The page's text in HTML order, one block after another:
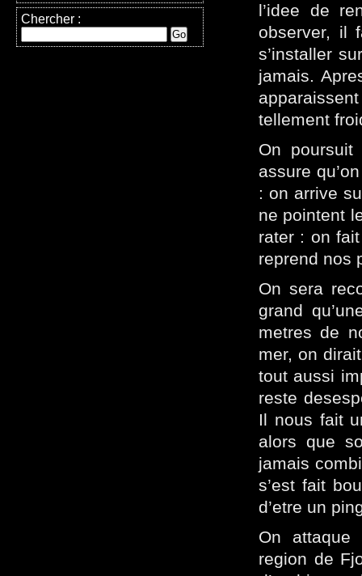
l’idee de
observer, il
s’installer
jamais.
tellement
On
assure
: on arrive
ne pointent
rater : on
reprend nos
On sera
grand
metres de
mer, on
tout aussi
reste
Il nous fait
alors que
jamais
s’est fait
d’etre un
On attaque
region de
Chercher :